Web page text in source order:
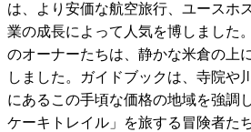
は、より安価な航空旅行、ユースホ
業の成長によって人気を博しました
のオーナーたちは、静かな米倉の上
しました。ガイドブックは、寺院や
にあるこの手頃な価格の地域を強調
ケーキトレイル」を旅する冒険者た